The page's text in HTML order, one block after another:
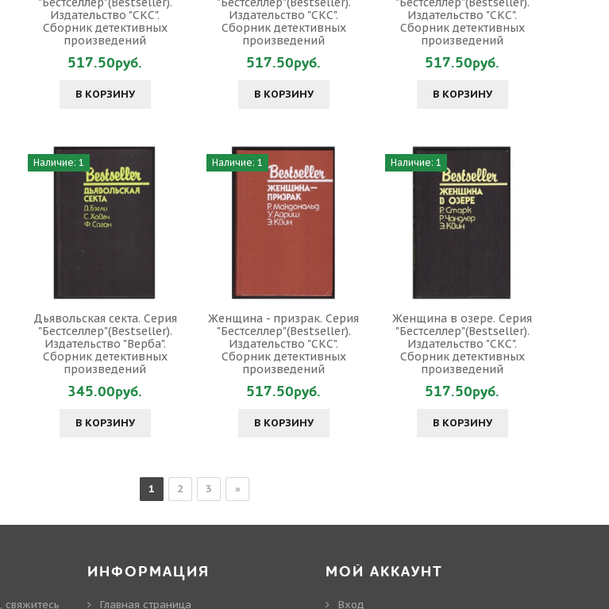
Издательство "СКС".
Сборник детективных
произведений
517.50руб.
В КОРЗИНУ
Издательство "СКС".
Сборник детективных
произведений
517.50руб.
В КОРЗИНУ
Издательство "СКС".
Сборник детективных
произведений
517.50руб.
В КОРЗИНУ
Наличие: 1
Дьявольская секта. Серия
"Бестселлер"(Bestseller).
Издательство "Верба".
Сборник детективных
произведений
345.00руб.
В КОРЗИНУ
Наличие: 1
Женщина - призрак. Серия
"Бестселлер"(Bestseller).
Издательство "СКС".
Сборник детективных
произведений
517.50руб.
В КОРЗИНУ
Наличие: 1
Женщина в озере. Серия
"Бестселлер"(Bestseller).
Издательство "СКС".
Сборник детективных
произведений
517.50руб.
В КОРЗИНУ
1 2 3 »
свяжитесь
ИНФОРМАЦИЯ
Главная страница
МОЙ АККАУНТ
Вход